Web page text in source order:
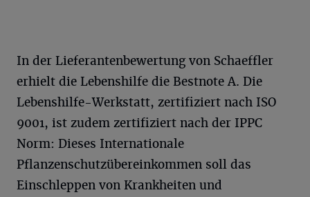
In der Lieferantenbewertung von Schaeffler
erhielt die Lebenshilfe die Bestnote A. Die
Lebenshilfe-Werkstatt, zertifiziert nach ISO
9001, ist zudem zertifiziert nach der IPPC
Norm: Dieses Internationale
Pflanzenschutzübereinkommen soll das
Einschleppen von Krankheiten und